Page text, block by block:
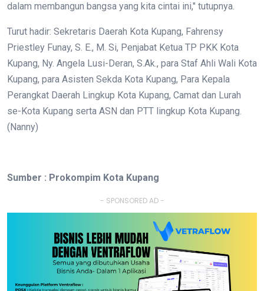
dalam membangun bangsa yang kita cintai ini," tutupnya.
Turut hadir: Sekretaris Daerah Kota Kupang, Fahrensy
Priestley Funay, S. E., M. Si, Penjabat Ketua TP PKK Kota
Kupang, Ny. Angela Lusi-Deran, S.Ak., para Staf Ahli Wali Kota
Kupang, para Asisten Sekda Kota Kupang, Para Kepala
Perangkat Daerah Lingkup Kota Kupang, Camat dan Lurah
se-Kota Kupang serta ASN dan PTT lingkup Kota Kupang.
(Nanny)
Sumber : Prokompim Kota Kupang
- SPONSORED AD -